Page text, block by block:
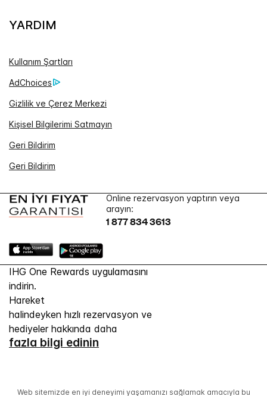
YARDIM
Kullanım Şartları
AdChoices
Gizlilik ve Çerez Merkezi
Kişisel Bilgilerimi Satmayın
Geri Bildirim
Geri Bildirim
Online rezervasyon yaptırın veya
arayın:
1 877 834 3613
IHG One Rewards uygulamasını
indirin.
Hareket
halindeyken hızlı rezervasyon ve
hediyeler hakkında daha
fazla bilgi edinin
Web sitemizde en iyi deneyimi yaşamanızı sağlamak amacıyla bu